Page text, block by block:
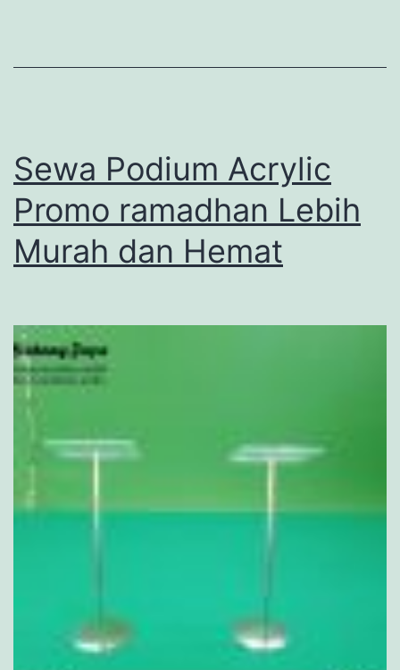
Sewa Podium Acrylic
Promo ramadhan Lebih
Murah dan Hemat